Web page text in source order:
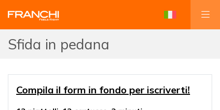
Sfida in pedana
Compila il form in fondo per iscriverti!